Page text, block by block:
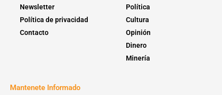
Newsletter
Política de privacidad
Contacto
Política
Cultura
Opinión
Dinero
Minería
Mantenete Informado